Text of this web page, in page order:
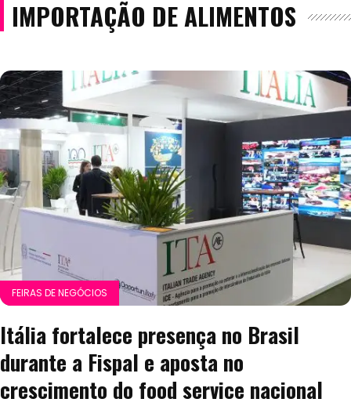
IMPORTAÇÃO DE ALIMENTOS
FEIRAS DE NEGÓCIOS
Itália fortalece presença no Brasil
durante a Fispal e aposta no
crescimento do food service nacional